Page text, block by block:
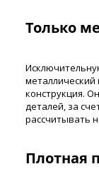
Только
металлический
конструкция.
деталей, за
рассчитывать
Плотная